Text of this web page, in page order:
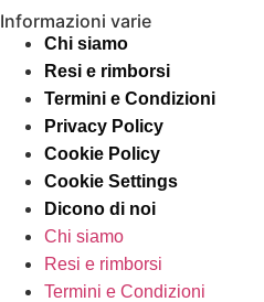
Informazioni varie
Chi siamo
Resi e rimborsi
Termini e Condizioni
Privacy Policy
Cookie Policy
Cookie Settings
Dicono di noi
Chi siamo
Resi e rimborsi
Termini e Condizioni